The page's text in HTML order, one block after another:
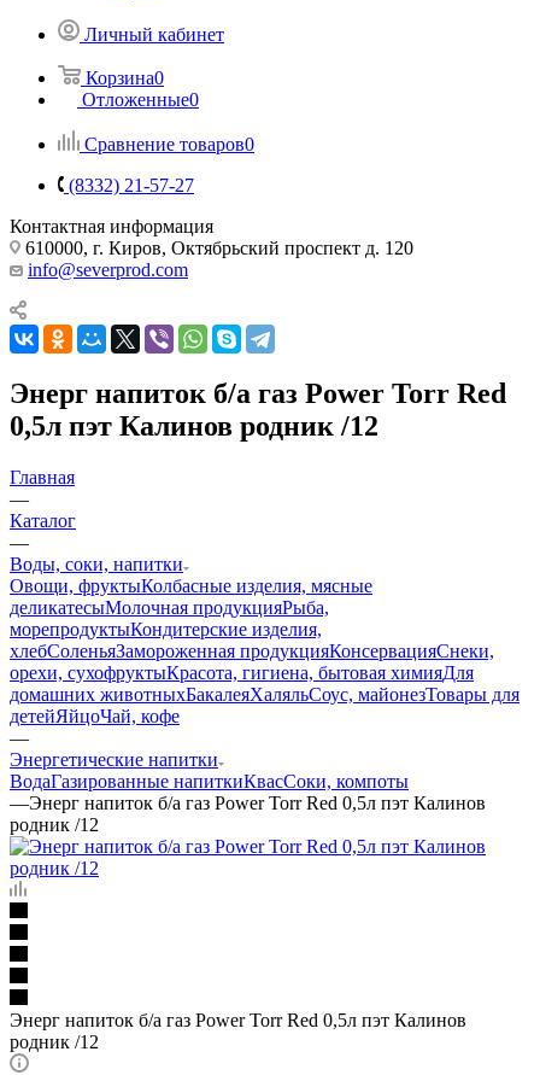
Личный кабинет
Корзина0
Отложенные0
Сравнение товаров0
(8332) 21-57-27
Контактная информация
610000, г. Киров, Октябрьский проспект д. 120
info@severprod.com
Энерг напиток б/а газ Power Torr Red
0,5л пэт Калинов родник /12
Главная
—
Каталог
—
Воды, соки, напитки
Овощи, фруктыКолбасные изделия, мясные
деликатесыМолочная продукцияРыба,
морепродуктыКондитерские изделия,
хлебСоленьяЗамороженная продукцияКонсервацияСнеки,
орехи, сухофруктыКрасота, гигиена, бытовая химияДля
домашних животныхБакалеяХаляльСоус, майонезТовары для
детейЯйцоЧай, кофе
—
Энергетические напитки
ВодаГазированные напиткиКвасСоки, компоты
—Энерг напиток б/а газ Power Torr Red 0,5л пэт Калинов
родник /12
Энерг напиток б/а газ Power Torr Red 0,5л пэт Калинов
родник /12